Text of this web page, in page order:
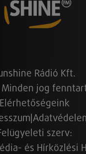
Rádió Kft.
Minden jog
Elérhetőségeink
szerv:
és Hírközlési